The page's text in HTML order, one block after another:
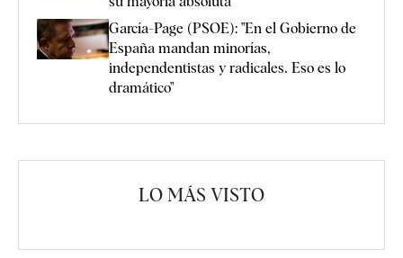
García-Page (PSOE): "En el Gobierno de
España mandan minorías,
independentistas y radicales. Eso es lo
dramático"
LO MÁS VISTO